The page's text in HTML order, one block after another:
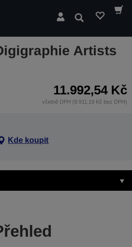
Hledat
Artists
11.992,54 Kč
včetně DPH (9.911,19 Kč bez DPH)
Kde koupit